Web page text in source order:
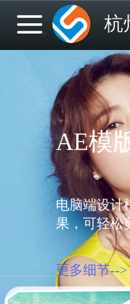
杭
AE模
电脑端设计
果，可轻松
更多细节-->